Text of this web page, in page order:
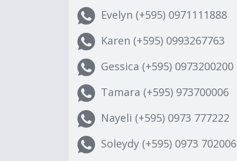
Evelyn (+595) 0971111888
Karen (+595) 0993267763
Gessica (+595) 0973200200
Tamara (+595) 973700006
Nayeli (+595) 0973 777222
Soleydy (+595) 0973 702006